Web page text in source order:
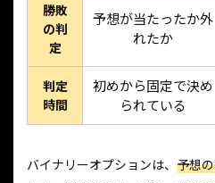
勝敗
の判
定
予想が当たったか外
れたか
判定
時間
初めから固定で決め
られている
バイナリーオプションは、 予想